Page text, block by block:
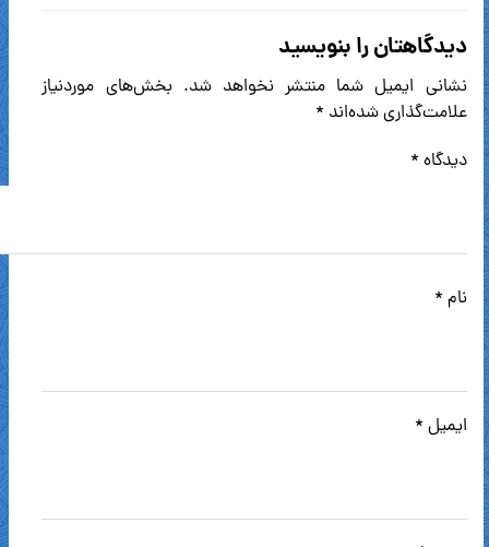
دیدگاهتان را بنویسید
نشانی ایمیل شما منتشر نخواهد شد. بخش‌های موردنیاز
علامت‌گذاری شده‌اند *
دیدگاه *
نام *
ایمیل *